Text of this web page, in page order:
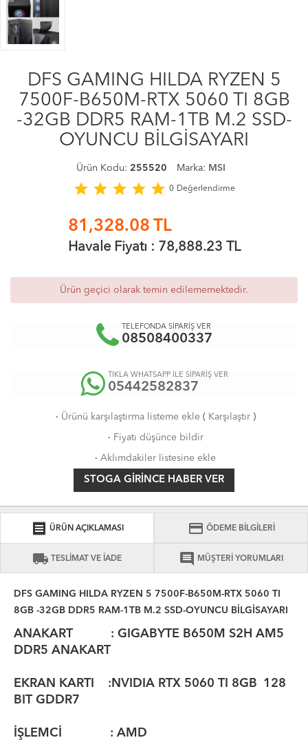
DFS GAMING HILDA RYZEN 5
7500F-B650M-RTX 5060 TI 8GB
-32GB DDR5 RAM-1TB M.2 SSD-
OYUNCU BİLGİSAYARI
Ürün Kodu: 255520 Marka: MSI
star star star star star 0 Değerlendirme
81,328.08 TL
Havale Fiyatı : 78,888.23 TL
Ürün geçici olarak temin edilememektedir.
TELEFONDA SİPARİŞ VER
08508400337
TIKLA WHATSAPP İLE SİPARİŞ VER
05442582837
· Ürünü karşılaştırma listeme ekle( Karşılaştır)
· Fiyatı düşünce bildir
· Aklımdakiler listesine ekle
STOGA GIRINCE HABER VER
receipt ÜRÜN AÇIKLAMASI credit_card ÖDEME BİLGİLERİ
local_shipping TESLİMAT VE İADE comment MÜŞTERİ YORUMLARI
DFS GAMING HILDA RYZEN 5 7500F-B650M-RTX 5060 TI
8GB -32GB DDR5 RAM-1TB M.2 SSD-OYUNCU BİLGİSAYARI
ANAKART : GIGABYTE B650M S2H AM5
DDR5 ANAKART
EKRAN KARTI :NVIDIA RTX 5060 TI 8GB
128
BIT GDDR7
İŞLEMCİ : AMD